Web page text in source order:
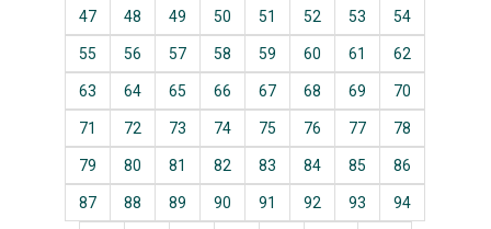
47 48 49 50 51 52 53 54
55 56 57 58 59 60 61 62
63 64 65 66 67 68 69 70
71 72 73 74 75 76 77 78
79 80 81 82 83 84 85 86
87 88 89 90 91 92 93 94